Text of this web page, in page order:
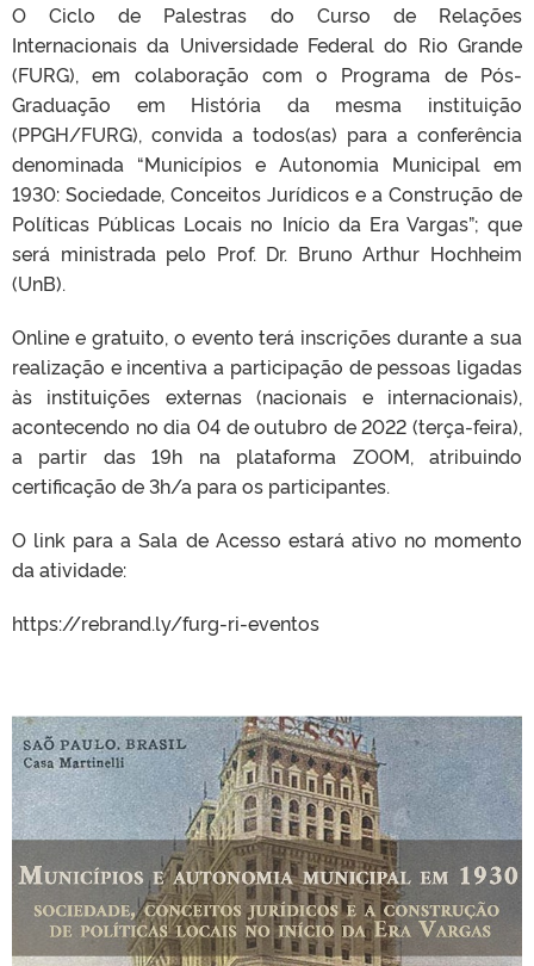
O Ciclo de Palestras do Curso de Relações
Internacionais da Universidade Federal do Rio Grande
(FURG), em colaboração com o Programa de Pós-
Graduação em História da mesma instituição
(PPGH/FURG), convida a todos(as) para a conferência
denominada “Municípios e Autonomia Municipal em
1930: Sociedade, Conceitos Jurídicos e a Construção de
Políticas Públicas Locais no Início da Era Vargas”; que
será ministrada pelo Prof. Dr. Bruno Arthur Hochheim
(UnB).
Online e gratuito, o evento terá inscrições durante a sua
realização e incentiva a participação de pessoas ligadas
às instituições externas (nacionais e internacionais),
acontecendo no dia 04 de outubro de 2022 (terça-feira),
a partir das 19h na plataforma ZOOM, atribuindo
certificação de 3h/a para os participantes.
O link para a Sala de Acesso estará ativo no momento
da atividade:
https://rebrand.ly/furg-ri-eventos